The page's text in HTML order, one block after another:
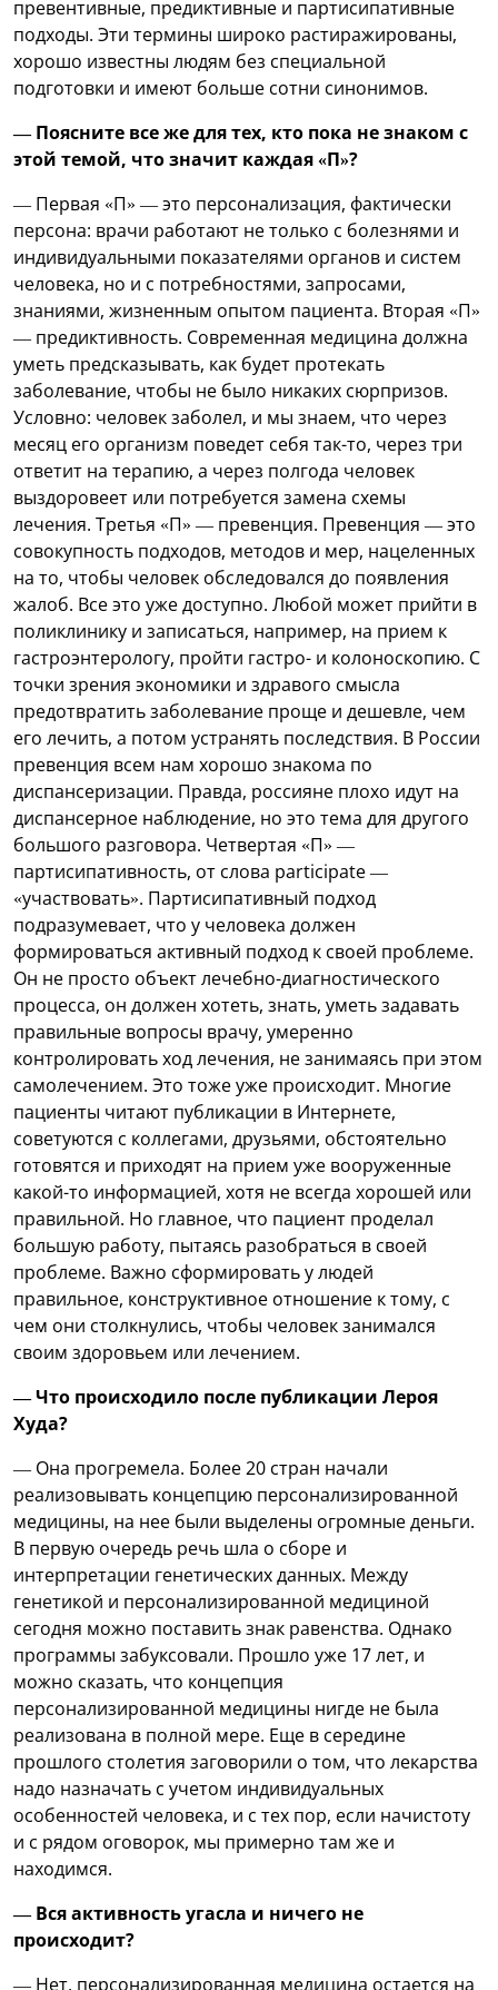
превентивные, предиктивные и партисипативные
подходы. Эти термины широко растиражированы,
хорошо известны людям без специальной
подготовки и имеют больше сотни синонимов.
— Поясните все же для тех, кто пока не знаком с
этой темой, что значит каждая «П»?
— Первая «П» — это персонализация, фактически
персона: врачи работают не только с болезнями и
индивидуальными показателями органов и систем
человека, но и с потребностями, запросами,
знаниями, жизненным опытом пациента. Вторая «П»
— предиктивность. Современная медицина должна
уметь предсказывать, как будет протекать
заболевание, чтобы не было никаких сюрпризов.
Условно: человек заболел, и мы знаем, что через
месяц его организм поведет себя так-то, через три
ответит на терапию, а через полгода человек
выздоровеет или потребуется замена схемы
лечения. Третья «П» — превенция. Превенция — это
совокупность подходов, методов и мер, нацеленных
на то, чтобы человек обследовался до появления
жалоб. Все это уже доступно. Любой может прийти в
поликлинику и записаться, например, на прием к
гастроэнтерологу, пройти гастро- и колоноскопию. С
точки зрения экономики и здравого смысла
предотвратить заболевание проще и дешевле, чем
его лечить, а потом устранять последствия. В России
превенция всем нам хорошо знакома по
диспансеризации. Правда, россияне плохо идут на
диспансерное наблюдение, но это тема для другого
большого разговора. Четвертая «П» —
партисипативность, от слова participate —
«участвовать». Партисипативный подход
подразумевает, что у человека должен
формироваться активный подход к своей проблеме.
Он не просто объект лечебно-диагностического
процесса, он должен хотеть, знать, уметь задавать
правильные вопросы врачу, умеренно
контролировать ход лечения, не занимаясь при этом
самолечением. Это тоже уже происходит. Многие
пациенты читают публикации в Интернете,
советуются с коллегами, друзьями, обстоятельно
готовятся и приходят на прием уже вооруженные
какой-то информацией, хотя не всегда хорошей или
правильной. Но главное, что пациент проделал
большую работу, пытаясь разобраться в своей
проблеме. Важно сформировать у людей
правильное, конструктивное отношение к тому, с
чем они столкнулись, чтобы человек занимался
своим здоровьем или лечением.
— Что происходило после публикации Лероя
Худа?
— Она прогремела. Более 20 стран начали
реализовывать концепцию персонализированной
медицины, на нее были выделены огромные деньги.
В первую очередь речь шла о сборе и
интерпретации генетических данных. Между
генетикой и персонализированной медициной
сегодня можно поставить знак равенства. Однако
программы забуксовали. Прошло уже 17 лет, и
можно сказать, что концепция
персонализированной медицины нигде не была
реализована в полной мере. Еще в середине
прошлого столетия заговорили о том, что лекарства
надо назначать с учетом индивидуальных
особенностей человека, и с тех пор, если начистоту
и с рядом оговорок, мы примерно там же и
находимся.
— Вся активность угасла и ничего не
происходит?
— Нет, персонализированная медицина остается на